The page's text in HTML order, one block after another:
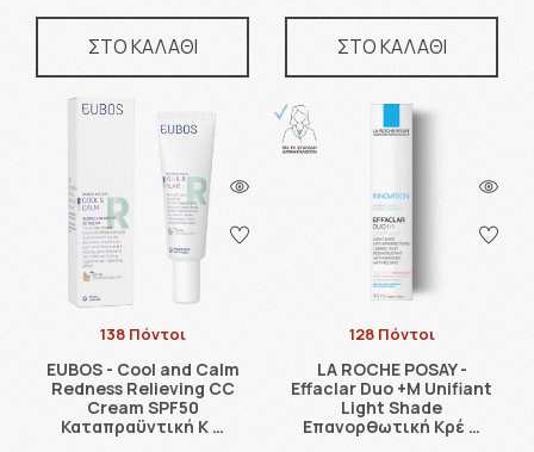
ΣΤΟ ΚΑΛΑΘΙ ΣΤΟ ΚΑΛΑΘΙ
138 Πόντοι
EUBOS - Cool and Calm
Redness Relieving CC
Cream SPF50
Καταπραϋντική Κ …
128 Πόντοι
LA ROCHE POSAY -
Effaclar Duo +M Unifiant
Light Shade
Επανορθωτική Κρέ …